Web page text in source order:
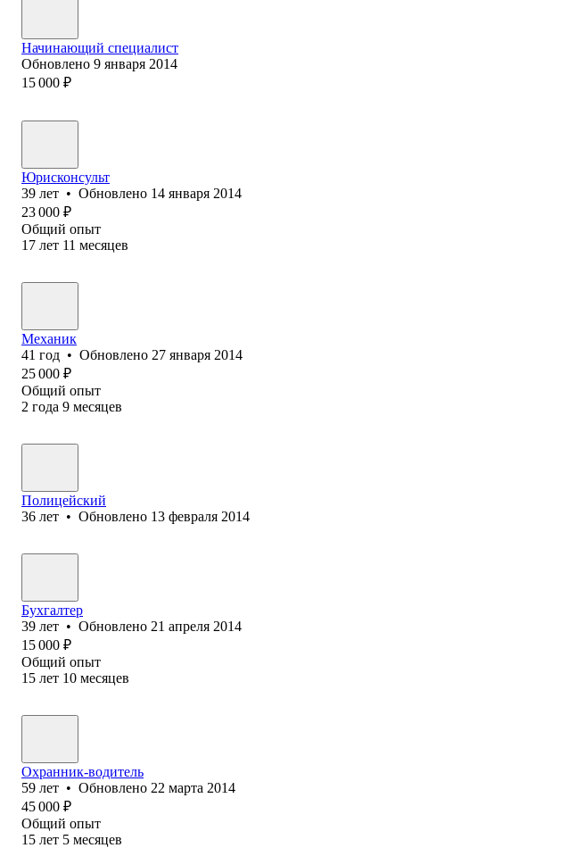
Начинающий специалист
Обновлено 9 января 2014
15 000 ₽
Юрисконсульт
39 лет • Обновлено 14 января 2014
23 000 ₽
Общий опыт
17 лет 11 месяцев
Механик
41 год • Обновлено 27 января 2014
25 000 ₽
Общий опыт
2 года 9 месяцев
Полицейский
36 лет • Обновлено 13 февраля 2014
Бухгалтер
39 лет • Обновлено 21 апреля 2014
15 000 ₽
Общий опыт
15 лет 10 месяцев
Охранник-водитель
59 лет • Обновлено 22 марта 2014
45 000 ₽
Общий опыт
15 лет 5 месяцев